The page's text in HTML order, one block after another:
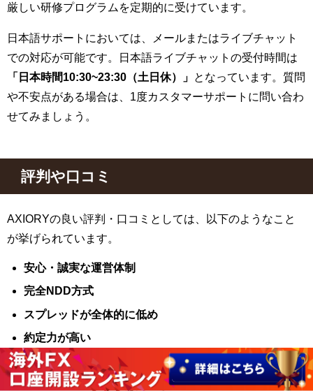
厳しい研修プログラムを定期的に受けています。
日本語サポートにおいては、メールまたはライブチャット
での対応が可能です。日本語ライブチャットの受付時間は
「日本時間10:30~23:30（土日休）」
となっています。質問
や不安点がある場合は、1度カスタマーサポートに問い合わ
せてみましょう。
評判や口コミ
AXIORYの良い評判・口コミとしては、以下のようなこと
が挙げられています。
安心・誠実な運営体制
完全NDD方式
スプレッドが全体的に低め
約定力が高い
信託保全を導入している
ゼロカットシステムを採用している